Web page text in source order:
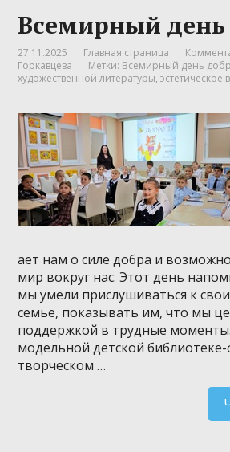
Всемирный день
27.11.2025 Главная страница
Горкавцева
Метки: Всемирный день
художественной литературы,эстетическое
ает нам о силе добра и
мир вокруг нас. Этот день
мы умели прислушиваться к
семье, показывать им, что мы
поддержкой в трудные
модельной детской
творческом …